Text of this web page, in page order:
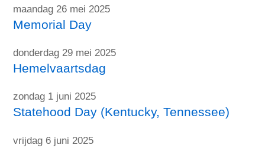
maandag 26 mei 2025
Memorial Day
donderdag 29 mei 2025
Hemelvaartsdag
zondag 1 juni 2025
Statehood Day (Kentucky, Tennessee)
vrijdag 6 juni 2025